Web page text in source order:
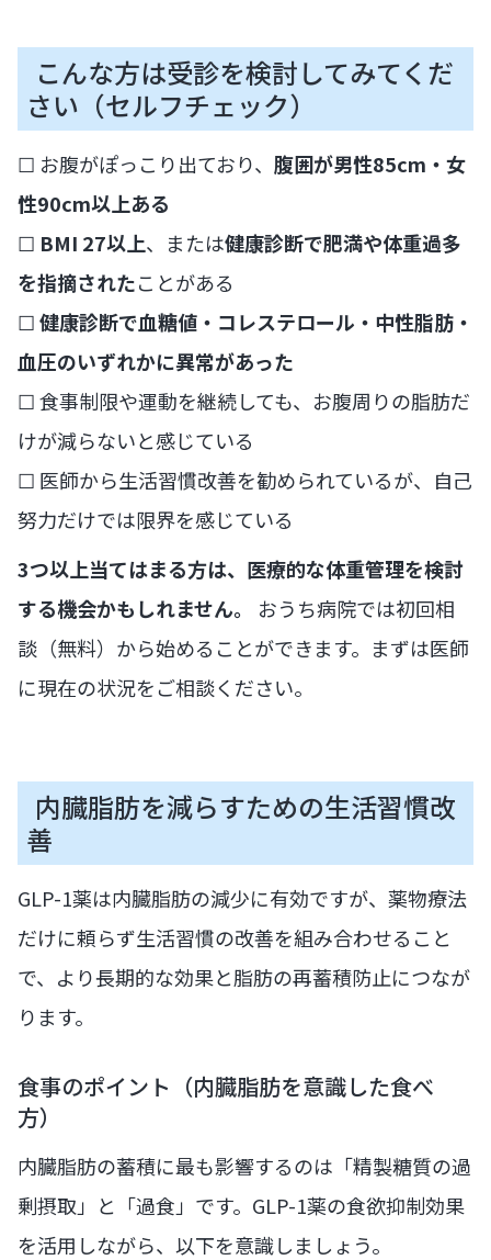
こんな方は受診を検討してみてくだ
さい（セルフチェック）
☐ お腹がぽっこり出ており、 腹囲が男性85cm・女
性90cm以上ある
☐ BMI 27以上、または健康診断で肥満や体重過多
を指摘されたことがある
☐健康診断で血糖値・コレステロール・中性脂肪・
血圧のいずれかに異常があった
☐ 食事制限や運動を継続しても、お腹周りの脂肪だ
けが減らないと感じている
☐ 医師から生活習慣改善を勧められているが、自己
努力だけでは限界を感じている
3つ以上当てはまる方は、医療的な体重管理を検討
する機会かもしれません。
おうち病院では初回相
談（無料）から始めることができます。まずは医師
に現在の状況をご相談ください。
内臓脂肪を減らすための生活習慣改
善
GLP-1薬は内臓脂肪の減少に有効ですが、薬物療法
だけに頼らず生活習慣の改善を組み合わせること
で、より長期的な効果と脂肪の再蓄積防止につなが
ります。
食事のポイント（内臓脂肪を意識した食べ
方）
内臓脂肪の蓄積に最も影響するのは「精製糖質の過
剰摂取」と「過食」です。GLP-1薬の食欲抑制効果
を活用しながら、以下を意識しましょう。